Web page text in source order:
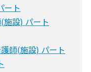
ート
施設) パート
師(施設) パート